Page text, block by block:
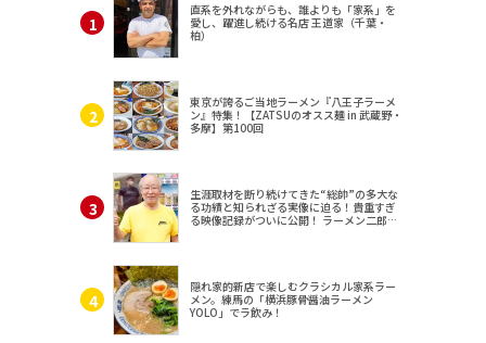
直系を外れながらも、誰よりも「家系」を
愛し、躍進し続ける名店 王道家（千葉・
柏）
東京が誇るご当地ラーメン『八王子ラーメ
ン』特集！【ZATSUのオスス麺 in 武蔵野・
多摩】第100回
生涯取材を断り続けてきた“総帥”の多大な
る功績と知られざる実像に迫る！貴重すぎ
る映像記録がついに公開！ ラーメン二郎
隠れ家的新店で楽しむクラシカル家系ラー
メン。練馬の「横浜豚骨醤油ラーメン
YOLO」でラ飲み！